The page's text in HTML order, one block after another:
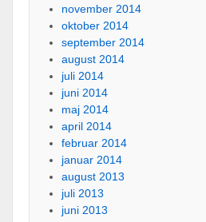
november 2014
oktober 2014
september 2014
august 2014
juli 2014
juni 2014
maj 2014
april 2014
februar 2014
januar 2014
august 2013
juli 2013
juni 2013